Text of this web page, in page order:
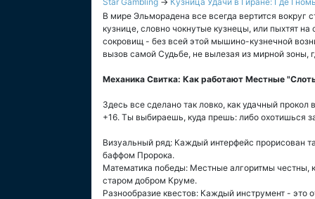
В мире Эльморадена все всегда вертится вокруг
кузнице, словно чокнутые кузнецы, или пыхтят
сокровищ - без всей этой мышино-кузнечной
вызов самой Судьбе, не вылезая из мирной зоны,
Механика Свитка: Как работают Местные
Здесь все сделано так ловко, как удачный
+16. Ты выбираешь, куда прешь: либо охотишься
Визуальный ряд: Каждый интерфейс прорисован
баффом Пророка.
Математика победы: Местные алгоритмы честны,
старом добром Круме.
Разнообразие квестов: Каждый инструмент - это